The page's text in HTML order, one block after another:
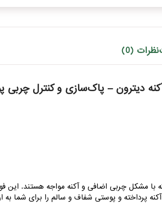
نظرات (0)
– پاک‌سازی و کنترل چربی
چربی اضافی و آکنه مواجه هستند. این فوم
پرداخته و پوستی شفاف و سالم را برای شما به